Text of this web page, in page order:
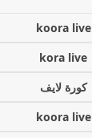
koora live
kora live
كورة لايف
koora live